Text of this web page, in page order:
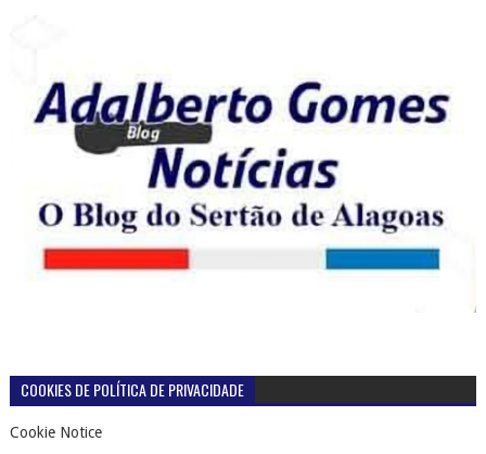
COOKIES DE POLÍTICA DE PRIVACIDADE
Cookie Notice